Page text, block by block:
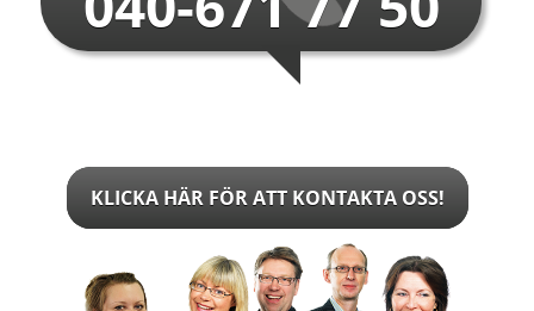
KLICKA HÄR FÖR ATT KONTAKTA OSS!